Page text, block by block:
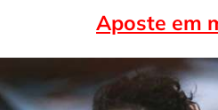
Aposte em